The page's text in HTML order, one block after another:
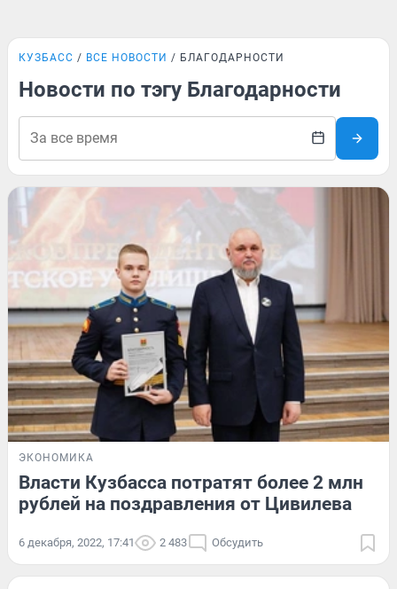
КУЗБАСС ВСЕ НОВОСТИ БЛАГОДАРНОСТИ
Новости по тэгу Благодарности
ЭКОНОМИКА
Власти Кузбасса потратят более 2 млн
рублей на поздравления от Цивилева
6 декабря, 2022, 17:41 2 483 Обсудить